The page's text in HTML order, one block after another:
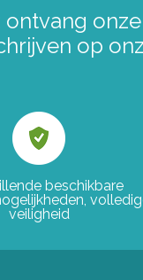
ontvang onze
op
beschikbare
veiligheid